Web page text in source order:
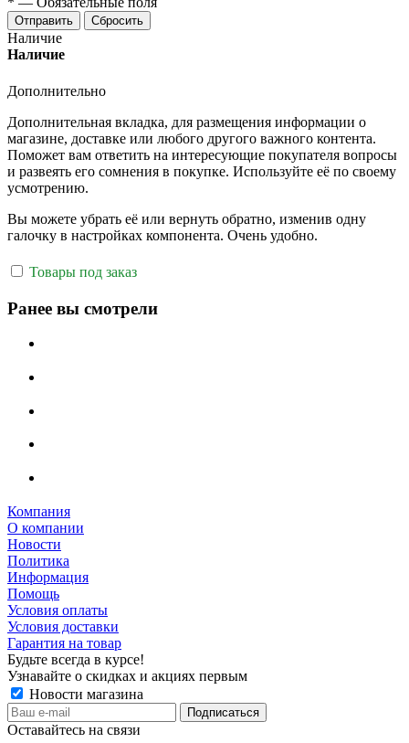
Отправить Сбросить
Наличие
Наличие
Дополнительно
Дополнительная вкладка, для размещения информации о
магазине, доставке или любого другого важного контента.
Поможет вам ответить на интересующие покупателя вопросы
и развеять его сомнения в покупке. Используйте её по своему
усмотрению.
Вы можете убрать её или вернуть обратно, изменив одну
галочку в настройках компонента. Очень удобно.
Товары под заказ
Ранее вы смотрели
Компания
О компании
Новости
Политика
Информация
Помощь
Условия оплаты
Условия доставки
Гарантия на товар
Будьте всегда в курсе!
Узнавайте о скидках и акциях первым
Новости магазина
Оставайтесь на связи